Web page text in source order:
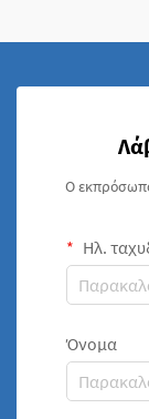
Ο
Ηλ.
Όνομα